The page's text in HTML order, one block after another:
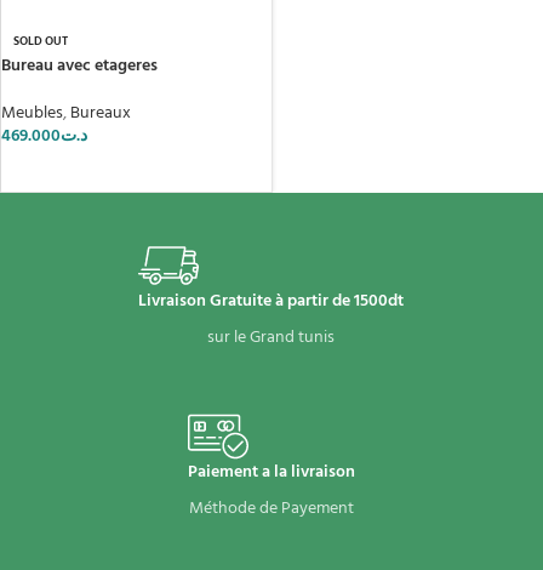
SOLD OUT
Bureau avec etageres
Meubles,Bureaux
د.ت469.000
Livraison Gratuite à partir de 1500dt
sur le Grand tunis
Paiement a la livraison
Méthode de Payement